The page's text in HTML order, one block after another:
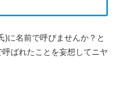
)に名前で呼びませんか？と
ばれたことを妄想してニヤ